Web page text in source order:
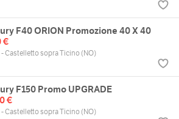
F40 ORION Promozione 40 X 40
€
- Castelletto sopra Ticino (NO)
F150 Promo UPGRADE
€
- Castelletto sopra Ticino (NO)